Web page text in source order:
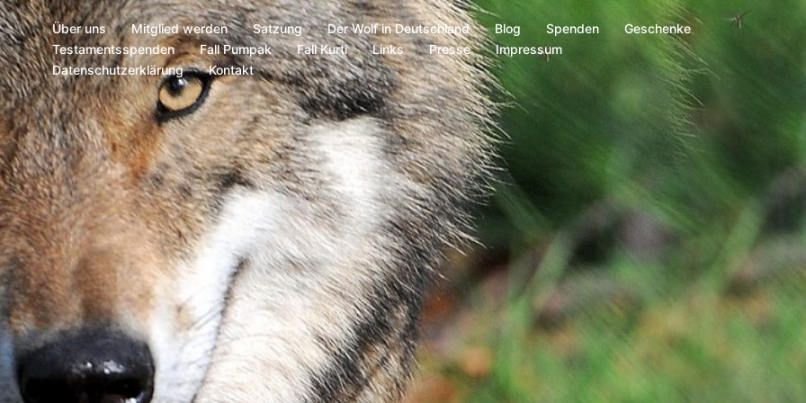
Über uns Mitglied werden Satzung Der Wolf in Deutschland Blog Spenden
Geschenke
Testamentsspenden
Fall Pumpak Fall Kurti Links Presse
Impressum
Datenschutzerklärung
Kontakt